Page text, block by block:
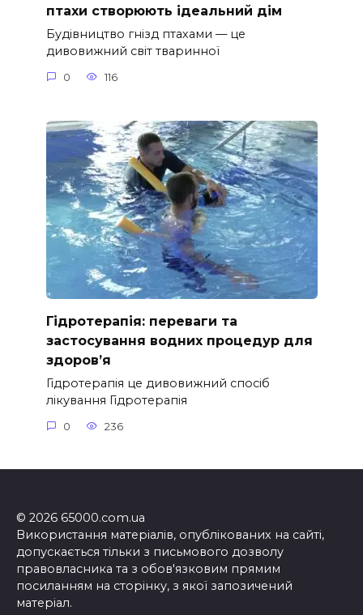
птахи створюють ідеальний дім
Будівництво гнізд птахами — це
дивовижний світ тваринної
0 116
Гідротерапія: переваги та
застосування водних процедур для
здоров’я
Гідротерапія це дивовижний спосіб
лікування Гідротерапія
0 236
© 2026 65000.com.ua
Використання матеріалів, опублікованих на сайті,
допускається тільки з письмового дозволу
правовласника та з обов'язковим прямим
посиланням на сторінку, з якої запозичений
матеріал.